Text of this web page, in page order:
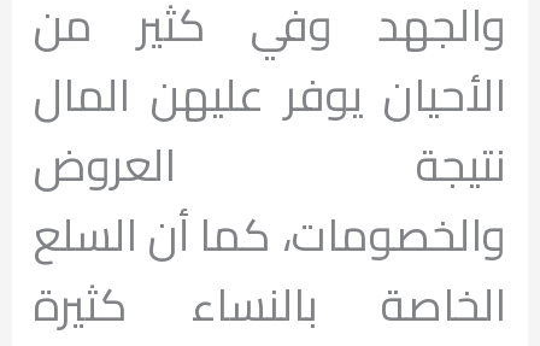
والجهد وفي كثير من
الأحيان يوفر عليهن المال
نتيجة العروض
والخصومات، كما أن السلع
الخاصة بالنساء كثيرة